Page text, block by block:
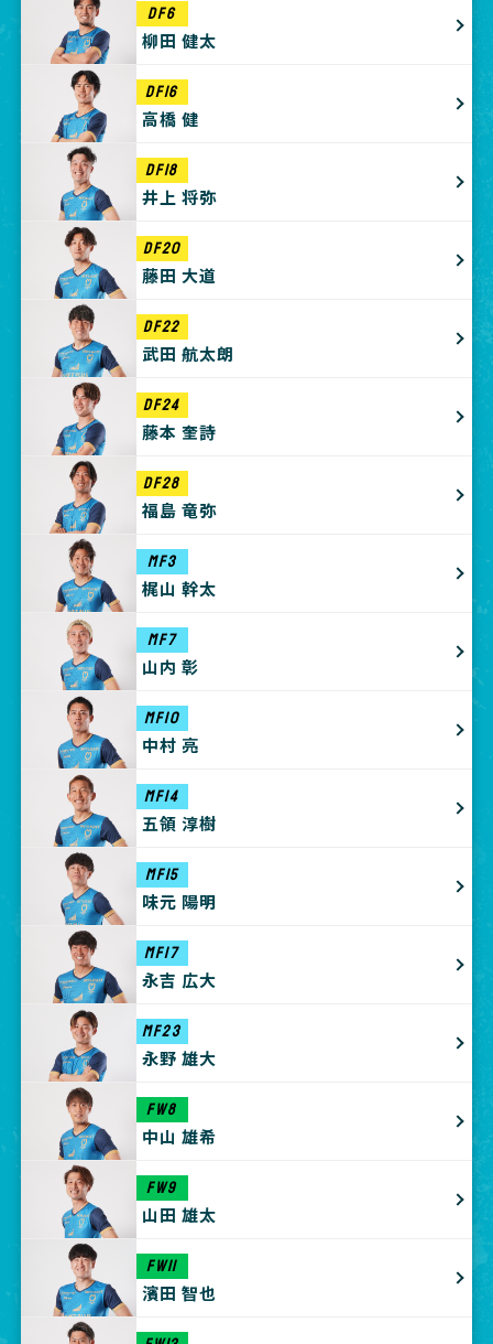
DF6
柳田 健太
DF16
高橋 健
DF18
井上 将弥
DF20
藤田 大道
DF22
武田 航太朗
DF24
藤本 奎詩
DF28
福島 竜弥
MF3
梶山 幹太
MF7
山内 彰
MF10
中村 亮
MF14
五領 淳樹
MF15
味元 陽明
MF17
永吉 広大
MF23
永野 雄大
FW8
中山 雄希
FW9
山田 雄太
FW11
濱田 智也